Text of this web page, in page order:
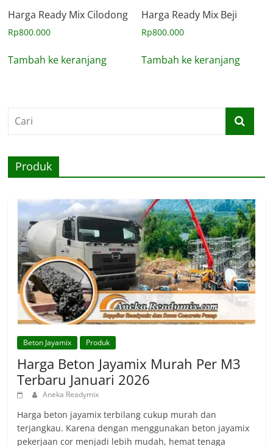
Harga Ready Mix Cilodong
Rp800.000
Tambah ke keranjang
Harga Ready Mix Beji
Rp800.000
Tambah ke keranjang
Produk
Beton Jayamix Produk
Harga Beton Jayamix Murah Per M3
Terbaru Januari 2026
Aneka Readymix
Harga beton jayamix terbilang cukup murah dan
terjangkau. Karena dengan menggunakan beton jayamix
pekerjaan cor menjadi lebih mudah, hemat tenaga